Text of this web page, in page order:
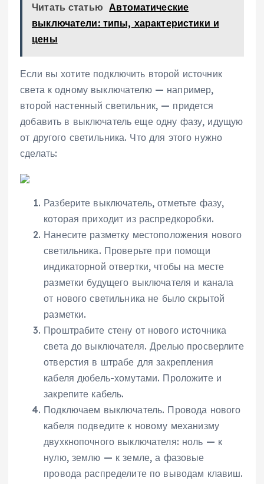
Читать статью Автоматические
выключатели: типы, характеристики и
цены
Если вы хотите подключить второй источник
света к одному выключателю — например,
второй настенный светильник, — придется
добавить в выключатель еще одну фазу, идущую
от другого светильника. Что для этого нужно
сделать:
Разберите выключатель, отметьте фазу,
которая приходит из распредкоробки.
Нанесите разметку местоположения нового
светильника. Проверьте при помощи
индикаторной отвертки, чтобы на месте
разметки будущего выключателя и канала
от нового светильника не было скрытой
разметки.
Проштрабите стену от нового источника
света до выключателя. Дрелью просверлите
отверстия в штрабе для закрепления
кабеля дюбель-хомутами. Проложите и
закрепите кабель.
Подключаем выключатель. Провода нового
кабеля подведите к новому механизму
двухкнопочного выключателя: ноль — к
нулю, землю — к земле, а фазовые
провода распределите по выводам клавиш.